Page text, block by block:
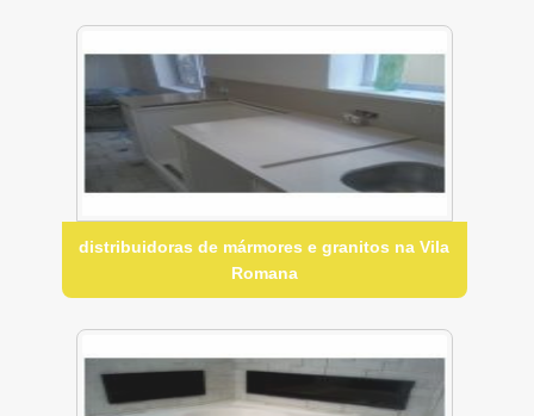
distribuidoras de mármores e granitos na Vila
Romana